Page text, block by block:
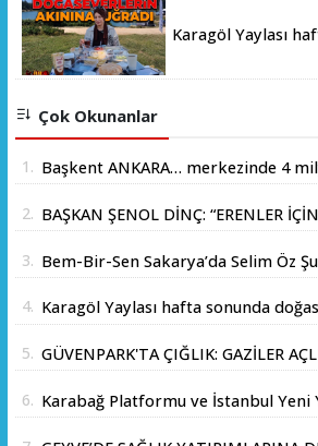
Karagöl Yaylası
Çok Okunanlar
1. Başkent ANKARA… merkezinde 4
2. BAŞKAN ŞENOL DİNÇ: “ERENLER
3. Bem-Bir-Sen Sakarya’da Selim Öz
4. Karagöl Yaylası hafta sonunda
5. GÜVENPARK'TA ÇIĞLIK: GAZİLER
6. Karabağ Platformu ve İstanbul Yeni